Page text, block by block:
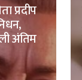
प्रदीप
अंतिम